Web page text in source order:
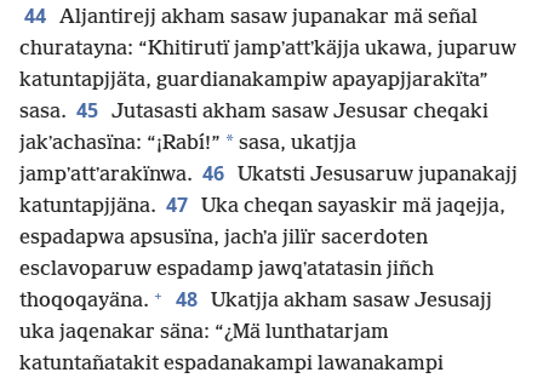
44 Aljantirejj akham sasaw jupanakar mä señal
churatayna: “Khitirutï jampʼattʼkäjja ukawa, juparuw
katuntapjjäta, guardianakampiw apayapjjarakïta”
sasa. 45 Jutasasti akham sasaw Jesusar cheqaki
jakʼachasïna: “¡Rabí!” * sasa, ukatjja
jampʼattʼarakïnwa. 46
Ukatsti Jesusaruw jupanakajj
katuntapjjäna. 47
Uka cheqan sayaskir mä jaqejja,
espadapwa apsusïna, jachʼa jilïr sacerdoten
esclavoparuw espadamp jawqʼatatasin jiñch
thoqoqayäna. + 48
Ukatjja akham sasaw Jesusajj
uka jaqenakar säna: “¿Mä lunthatarjam
katuntañatakit espadanakampi lawanakampi